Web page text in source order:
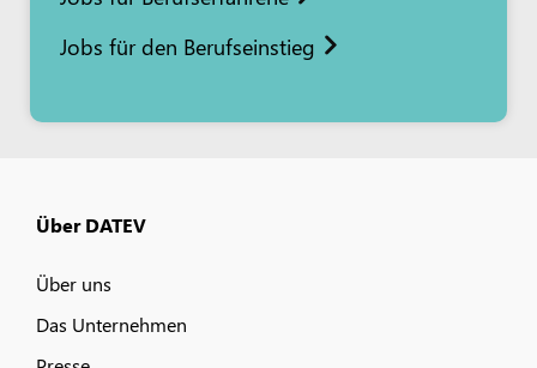
Jobs für den Berufseinstieg
Über DATEV
Über uns
Das Unternehmen